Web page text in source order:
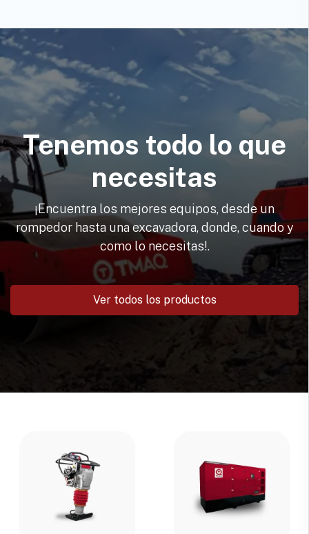
Tenemos todo lo que
necesitas
¡Encuentra los mejores equipos, desde un
rompedor hasta una excavadora, donde, cuando y
como lo necesitas!.
Ver todos los productos